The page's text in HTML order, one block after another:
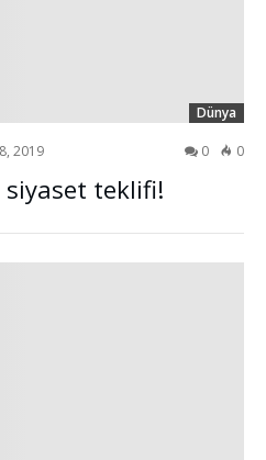
Dünya
2019 0 0
siyaset teklifi!